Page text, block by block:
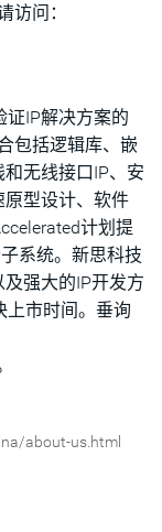
访问：
IP解决方案的
包括逻辑库、嵌
无线接口IP、安
型设计、软件
计划提
系统。新思科技
强大的IP开发方
上市时间。垂询
about-us.html